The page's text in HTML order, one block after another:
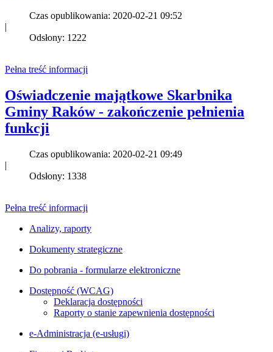
Czas opublikowania: 2020-02-21 09:52
|
Odsłony: 1222
Pełna treść informacji
Oświadczenie majątkowe Skarbnika
Gminy Raków - zakończenie pełnienia
funkcji
Czas opublikowania: 2020-02-21 09:49
|
Odsłony: 1338
Pełna treść informacji
Analizy, raporty
Dokumenty strategiczne
Do pobrania - formularze elektroniczne
Dostępność (WCAG)
Deklaracja dostępności
Raporty o stanie zapewnienia dostępności
e-Administracja (e-usługi)